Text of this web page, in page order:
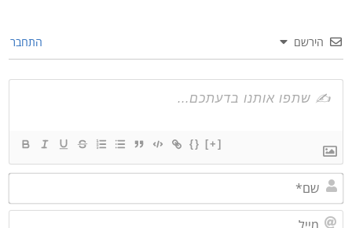
הירשם התחבר
{}